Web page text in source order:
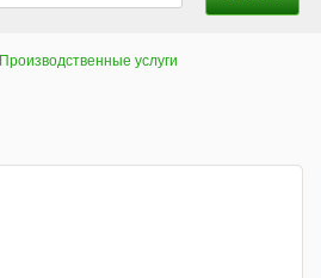
Производственные услуги